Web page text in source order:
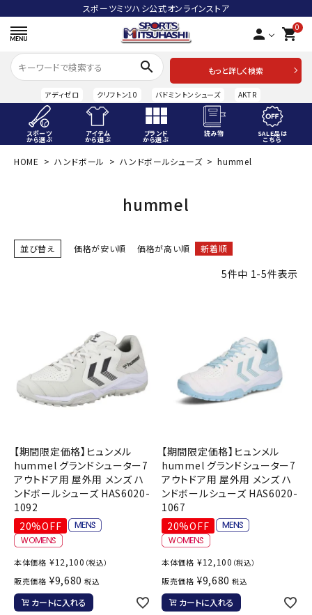
スポーツミツハシ公式オンラインストア
person 0
shopping_cart
search
もっと詳しく検索
アディゼロ クリフトン10 バドミントンシューズ AKTR
スポーツ
から選ぶ
アイテム
から選ぶ
ブランド
から選ぶ
読み物 SALE品は
こちら
ACCOUNT MENU
person
スポーツから選ぶ
SALE品はこちら
INFORMATIOM
お問い合わせ
メルマガ登録
特定商取引法
プライバシーポリシー
HOME ハンドボール ハンドボールシューズ hummel
hummel
並び替え 価格が安い順 価格が高い順 新着順
5件中 1-5件表示
【期間限定価格】ヒュンメル
hummel グランドシューター7
アウトドア用 屋外用 メンズ ハ
ンドボールシューズ HAS6020-
1092
20%OFF
本体価格 ¥12,100 （税込）
販売価格 ¥9,680 税込
カートに入れる
【期間限定価格】ヒュンメル
hummel グランドシューター7
アウトドア用 屋外用 メンズ ハ
ンドボールシューズ HAS6020-
1067
20%OFF
本体価格 ¥12,100 （税込）
販売価格 ¥9,680 税込
カートに入れる